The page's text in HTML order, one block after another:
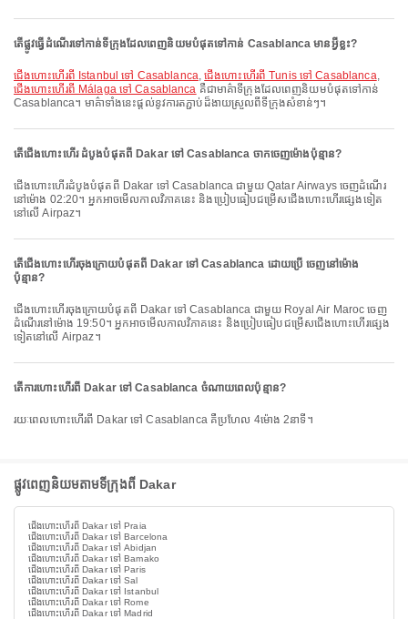
តើផ្លូវធ្វើដំណើរទៅកាន់ទីក្រុងដែលពេញនិយមបំផុតទៅកាន់ Casablanca មានអ្វីខ្លះ?
ជើងហោះហើរពី Istanbul ទៅ Casablanca,ជើងហោះហើរពី Tunis ទៅ Casablanca,
ជើងហោះហើរពី Málaga ទៅ Casablanca គឺជាមាគ៌ាទីក្រុងដែលពេញនិយមបំផុតទៅកាន់
Casablanca។ មាគ៌ាទាំងនេះផ្តល់នូវការតភ្ជាប់ដ៏ងាយស្រួលពីទីក្រុងសំខាន់ៗ។
តើជើងហោះហើរ ដំបូងបំផុតពី Dakar ទៅ Casablanca ចាកចេញម៉ោងប៉ុន្មាន?
ជើងហោះហើរដំបូងបំផុតពី Dakar ទៅ Casablanca ជាមួយ Qatar Airways ចេញដំណើរ
នៅម៉ោង 02:20។ អ្នកអាចមើលកាលវិភាគនេះ និងប្រៀបធៀបជម្រើសជើងហោះហើរផ្សេងទៀត
នៅលើ Airpaz។
តើជើងហោះហើរចុងក្រោយបំផុតពី Dakar ទៅ Casablanca ដោយប្រើ ចេញនៅម៉ោង
ប៉ុន្មាន?
ជើងហោះហើរចុងក្រោយបំផុតពី Dakar ទៅ Casablanca ជាមួយ Royal Air Maroc ចេញ
ដំណើរនៅម៉ោង 19:50។ អ្នកអាចមើលកាលវិភាគនេះ និងប្រៀបធៀបជម្រើសជើងហោះហើរផ្សេង
ទៀតនៅលើ Airpaz។
តើការហោះហើរពី Dakar ទៅ Casablanca ចំណាយពេលប៉ុន្មាន?
រយៈពេលហោះហើរពី Dakar ទៅ Casablanca គឺប្រហែល 4ម៉ោង 2នាទី។
ផ្លូវពេញនិយមតាមទីក្រុងពី Dakar
ជើងហោះហើរពី Dakar ទៅ Praia
ជើងហោះហើរពី Dakar ទៅ Barcelona
ជើងហោះហើរពី Dakar ទៅ Abidjan
ជើងហោះហើរពី Dakar ទៅ Bamako
ជើងហោះហើរពី Dakar ទៅ Paris
ជើងហោះហើរពី Dakar ទៅ Sal
ជើងហោះហើរពី Dakar ទៅ Istanbul
ជើងហោះហើរពី Dakar ទៅ Rome
ជើងហោះហើរពី Dakar ទៅ Madrid